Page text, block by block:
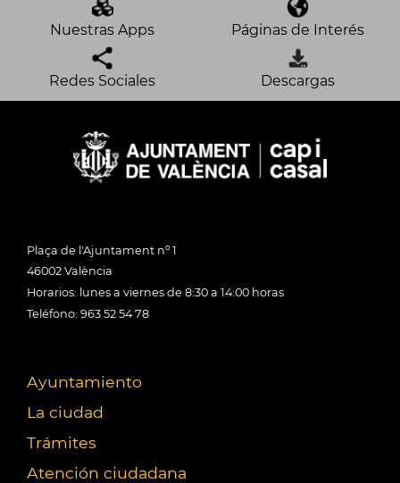
Nuestras Apps Páginas de Interés
Redes Sociales Descargas
Plaça de l'Ajuntament nº 1
46002 València
Horarios: lunes a viernes de 8:30 a 14:00 horas
Teléfono: 963 52 54 78
Ayuntamiento
La ciudad
Trámites
Atención ciudadana